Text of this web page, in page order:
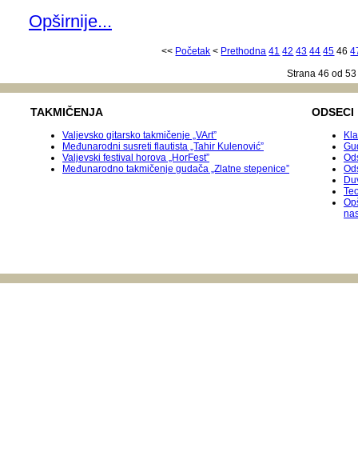
Opširnije...
<< Početak < Prethodna 41 42 43 44 45 46
Strana 46 od 53
TAKMIČENJA
Valjevsko gitarsko takmičenje „VArt”
Međunarodni susreti flautista „Tahir Kulenović”
Valjevski festival horova „HorFest”
Međunarodnо takmičenje gudača „Zlatne stepenice”
ODSECI